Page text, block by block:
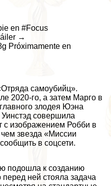
en #Focus
→
Próximamente en
самоубийц».
2020-го, а затем Марго в
злодея Юэна
совершила
с изображением Робби в
звезда «Миссии
в соцсети.
подошла к созданию
ней стояла задача